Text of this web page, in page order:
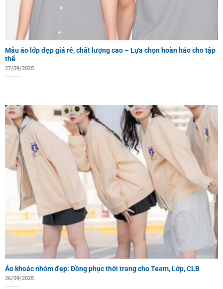
Mẫu áo lớp đẹp giá rẻ, chất lượng cao – Lựa chọn hoàn hảo cho tập
thể
27/09/2025
Áo khoác nhóm đẹp: Đồng phục thời trang cho Team, Lớp, CLB
26/09/2025